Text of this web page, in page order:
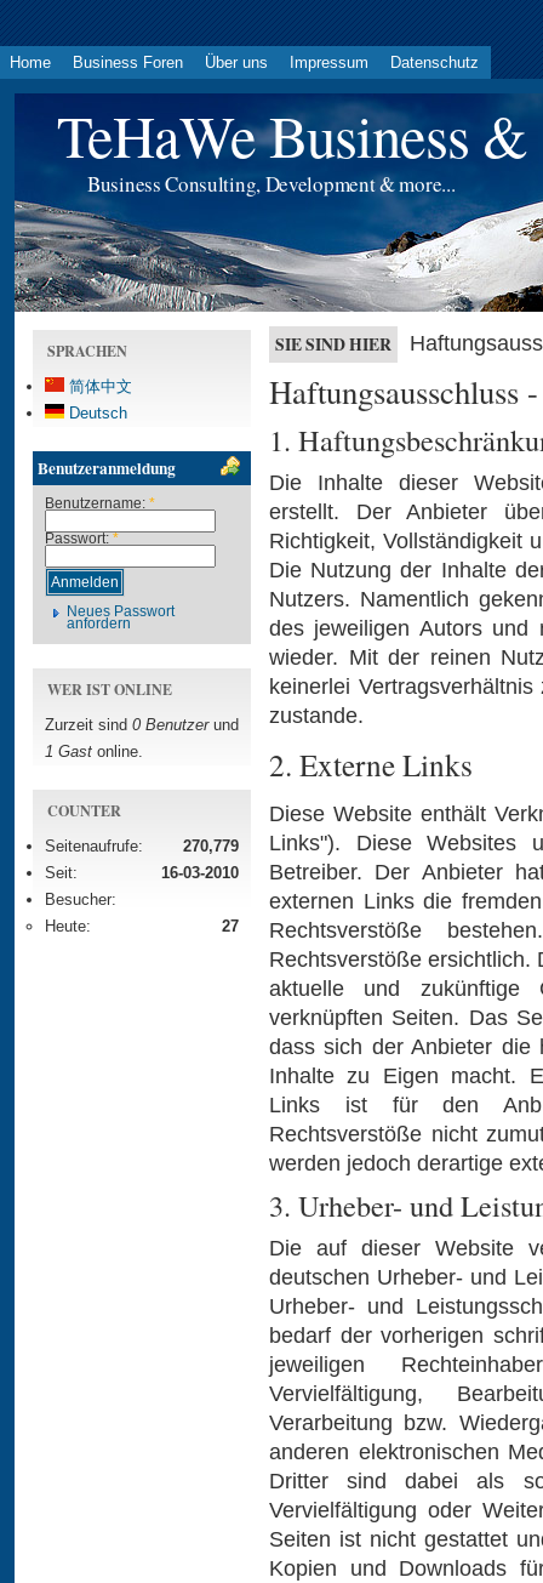
Home Business Foren Über uns Impressum Datenschutz
TeHaWe Business
Business Consulting, Development & more...
SPRACHEN
简体中文
Deutsch
Benutzeranmeldung
Benutzername: *
Passwort: *
Neues Passwort
anfordern
WER IST ONLINE
Zurzeit sind 0 Benutzerund
1 Gast online.
COUNTER
Seitenaufrufe:
270,779
Seit:
16-03-2010
Besucher:
Heute:
27
SIE SIND HIER
Haftungsausschluss
1.
Die Inhalte dieser
erstellt. Der Anbieter
Richtigkeit, Vollständigkeit
Die Nutzung der Inhalte
Nutzers. Namentlich
des jeweiligen Autors und
wieder. Mit der reinen
keinerlei
zustande.
2. Externe Links
Diese Website enthält
Links"). Diese Websites
Betreiber. Der Anbieter
externen Links die
Rechtsverstöße
Rechtsverstöße ersichtlich.
aktuelle und
verknüpften Seiten. Das
dass sich der Anbieter die
Inhalte zu Eigen macht.
Links ist für den
Rechtsverstöße nicht
werden jedoch derartige
3. Urheber- und
Die auf dieser Website
deutschen Urheber- und
Urheber- und
bedarf der vorherigen
jeweiligen
Vervielfältigung,
Verarbeitung bzw.
anderen elektronischen
Dritter sind dabei als
Vervielfältigung oder
Seiten ist nicht gestattet
Kopien und Downloads